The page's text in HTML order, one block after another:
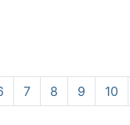
Seite 1 von 22
7 8 9 10